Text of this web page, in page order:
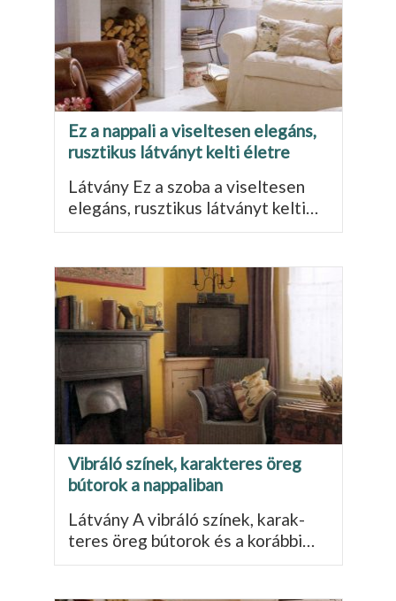
Ez a nappali a viseltesen elegáns,
rusztikus látványt kelti életre
Látvány Ez a szoba a viseltesen
elegáns, rusztikus látványt kelti…
Vibráló színek, karak­teres öreg
bútorok a nappaliban
Látvány A vibráló színek, karak­
teres öreg bútorok és a korábbi…